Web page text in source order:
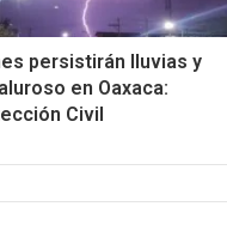
persistirán lluvias y
en Oaxaca:
Civil